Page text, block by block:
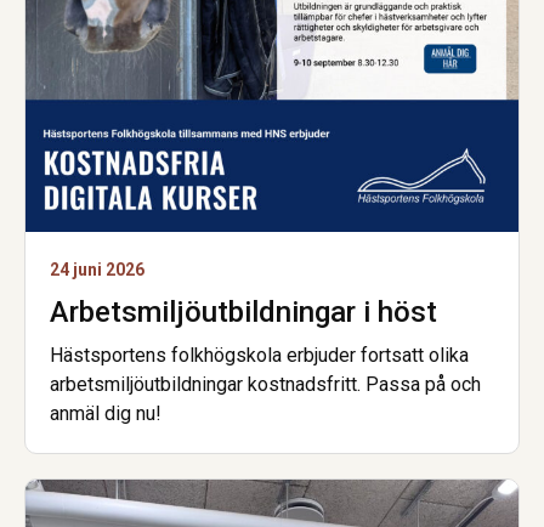
24 juni 2026
Arbetsmiljö­utbildningar i höst
Hästsportens folkhögskola erbjuder fortsatt olika
arbetsmiljöutbildningar kostnadsfritt. Passa på och
anmäl dig nu!